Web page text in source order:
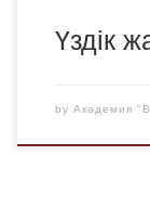
Үздік
by Академия